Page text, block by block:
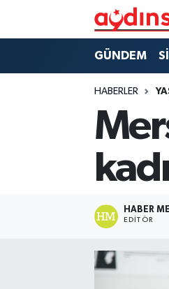
GÜNDEM
HABERLER
HABER
EDITÖR
Nöbetçi Eczaneler
Hava Durumu
Aydin Namaz Vakitleri
Trafik Durumu
Tüm Manşetler
Son Dakika Haberleri